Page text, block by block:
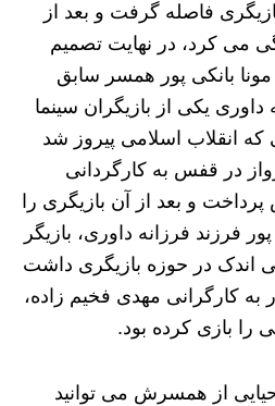
فاصله گرفت و بعد از
می کرد، در نهایت تصمیم
بانکی پور همسر سابق
داوری یکی از بازیگران سینما
که انقلاب اسلامی پیروز شد
در قفس به کارگردانی
و بعد از آن بازیگری را
فرزند فرزانه داوری، بازیگر
اندک در حوزه بازیگری داشت
به کارگرانی مهدی فخیم زاده،
را بازی کرده بود.
از همسرش می توانید